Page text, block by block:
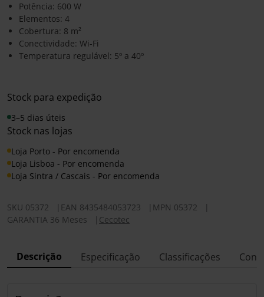
Potência: 600 W
Elementos: 4
Cobertura: 8 m²
Conectividade: Wi-Fi
Temperatura regulável: 5º a 40º
Stock para expedição
3–5 dias úteis
Stock nas lojas
Loja Porto - Por encomenda
Loja Lisboa - Por encomenda
Loja Sintra / Cascais - Por encomenda
SKU 05372 EAN 8435484053723 MPN 05372
GARANTIA 36 Meses
Cecotec
Descrição Especificação Classificações